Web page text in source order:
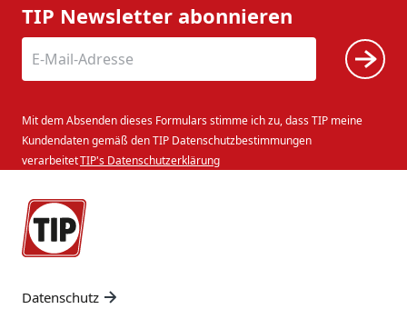
TIP Newsletter abonnieren
Mit dem Absenden dieses Formulars stimme ich zu, dass TIP meine
Kundendaten gemäß den TIP Datenschutzbestimmungen
verarbeitetTIP's Datenschutzerklärung
Datenschutz